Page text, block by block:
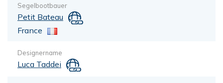
Segelbootbauer
Petit Bateau
France
Designername
Luca Taddei